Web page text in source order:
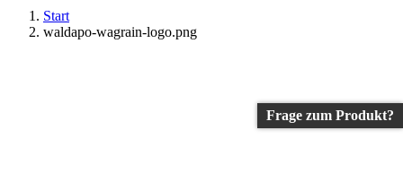
Start
waldapo-wagrain-logo.png
Frage zum Produkt?